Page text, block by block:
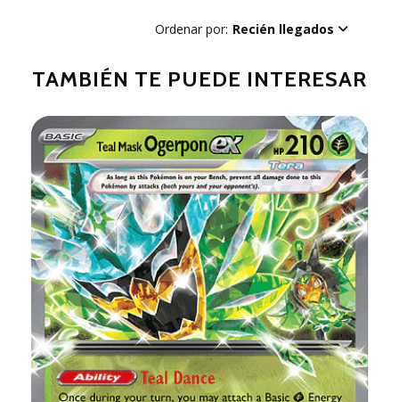
Ordenar por: Recién llegados
TAMBIÉN TE PUEDE INTERESAR